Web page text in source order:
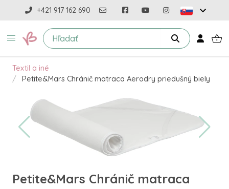
+421 917 162 690
Textil a iné
Petite&Mars Chránič matraca Aerodry priedušný biely
Petite&Mars Chránič matraca